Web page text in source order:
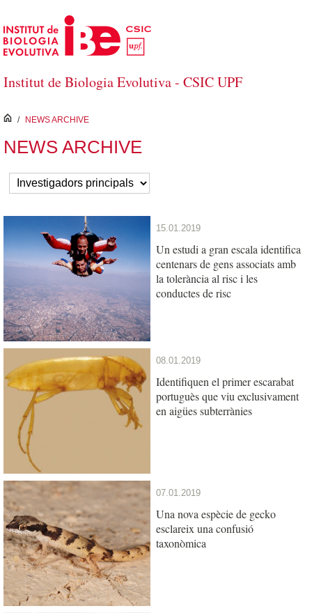
Salta al contingut principal
Institut de Biologia Evolutiva - CSIC UPF
inici
/ NEWS ARCHIVE
NEWS ARCHIVE
15.01.2019
Un estudi a gran escala identifica
centenars de gens associats amb
la tolerància al risc i les
conductes de risc
08.01.2019
Identifiquen el primer escarabat
portuguès que viu exclusivament
en aigües subterrànies
07.01.2019
Una nova espècie de gecko
esclareix una confusió
taxonòmica